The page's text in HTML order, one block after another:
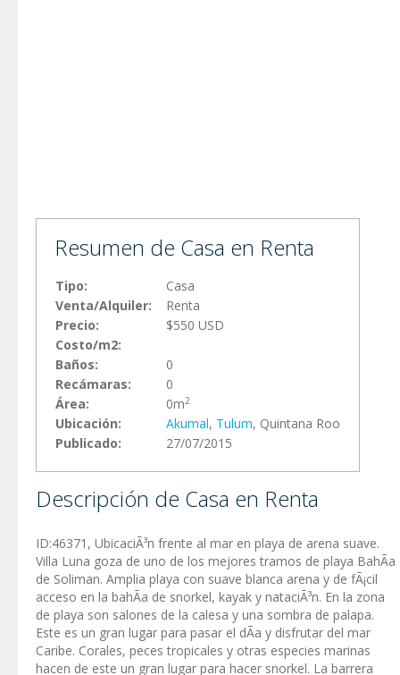
Resumen de Casa en Renta
Tipo:
Casa
Venta/Alquiler:
Renta
Precio:
$550 USD
Costo/m2:
Baños:
0
Recámaras:
0
Área:
0m2
Ubicación: Akumal, Tulum, Quintana Roo
Publicado:
27/07/2015
Descripción de Casa en Renta
ID:46371, UbicaciÃ³n frente al mar en playa de arena suave.
Villa Luna goza de uno de los mejores tramos de playa BahÃ­a
de Soliman. Amplia playa con suave blanca arena y de fÃ¡cil
acceso en la bahÃ­a de snorkel, kayak y nataciÃ³n. En la zona
de playa son salones de la calesa y una sombra de palapa.
Este es un gran lugar para pasar el dÃ­a y disfrutar del mar
Caribe. Corales, peces tropicales y otras especies marinas
hacen de este un gran lugar para hacer snorkel. La barrera